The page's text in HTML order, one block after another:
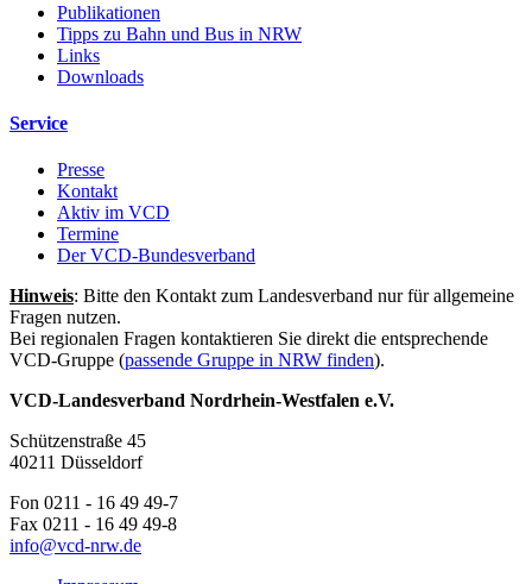
Publikationen
Tipps zu Bahn und Bus in NRW
Links
Downloads
Service
Presse
Kontakt
Aktiv im VCD
Termine
Der VCD-Bundesverband
Hinweis: Bitte den Kontakt zum Landesverband nur für allgemeine
Fragen nutzen.
Bei regionalen Fragen kontaktieren Sie direkt die entsprechende
VCD-Gruppe (passende Gruppe in NRW finden).
VCD-Landesverband Nordrhein-Westfalen e.V.
Schützenstraße 45
40211 Düsseldorf
Fon 0211 - 16 49 49-7
Fax 0211 - 16 49 49-8
info@vcd-nrw.de